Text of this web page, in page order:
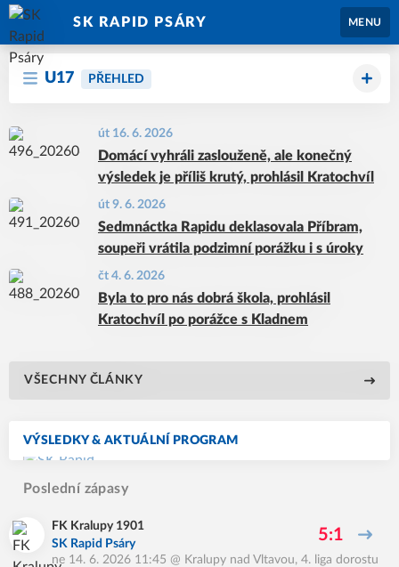
SK RAPID PSÁRY MENU
U17 PŘEHLED
út 16. 6. 2026
Domácí vyhráli zaslouženě, ale konečný
výsledek je příliš krutý, prohlásil Kratochvíl
út 9. 6. 2026
Sedmnáctka Rapidu deklasovala Příbram,
soupeři vrátila podzimní porážku i s úroky
čt 4. 6. 2026
Byla to pro nás dobrá škola, prohlásil
Kratochvíl po porážce s Kladnem
VŠECHNY ČLÁNKY
VÝSLEDKY & AKTUÁLNÍ PROGRAM
Poslední zápasy
FK Kralupy 1901
SK Rapid Psáry
5:1
ne 14. 6. 2026 11:45 @ Kralupy nad Vltavou, 4. liga dorostu